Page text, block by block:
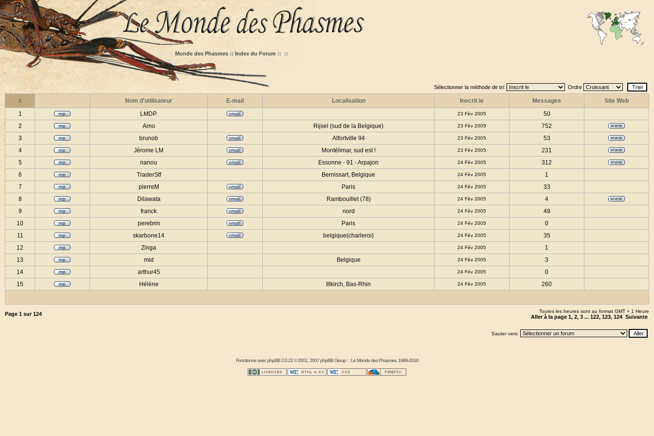
Monde des Phasmes :: Index du Forum :: ::
Sélectionner la méthode de tri: Ordre
# Nom d'utilisateur E-mail Localisation Inscrit le Messages
Site Web
1
LMDP. 23 Fév 2005
50
2
Arno Rijsel (sud de la Belgique) 23 Fév 2005
752
3
brunob Alfortville 94 23 Fév 2005
53
4
Jérome LM Montélimar, sud est ! 23 Fév 2005
231
5
nanou Essonne - 91 - Arpajon 24 Fév 2005
312
6
TraderStf Bernissart, Belgique 24 Fév 2005
1
7
pierreM Paris 24 Fév 2005
33
8
Dilawata Rambouillet (78) 24 Fév 2005
4
9
franck nord 24 Fév 2005
49
10
perebrin Paris 24 Fév 2005
0
11
skarbone14 belgique(charleroi) 24 Fév 2005
35
12
Zinga 24 Fév 2005
1
13
mid Belgique 24 Fév 2005
3
14
arthur45 24 Fév 2005
0
15
Hélène Illkirch, Bas-Rhin 24 Fév 2005 260
Page 1 sur124 Toutes les heures sont au format GMT + 1 Heure
Aller à la page 1, 2, 3 ... 122, 123, 124 Suivante
Sauter vers:
Fonctionne avecphpBB2.0.22 © 2001, 2007 phpBB Group : :Le Monde des Phasmes, 1999-2010